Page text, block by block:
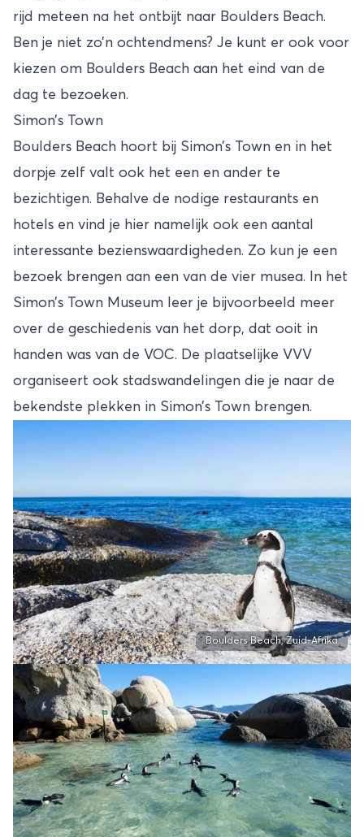
rijd meteen na het ontbijt naar Boulders Beach.
Ben je niet zo’n ochtendmens? Je kunt er ook voor
kiezen om Boulders Beach aan het eind van de
dag te bezoeken.
Simon’s Town
Boulders Beach hoort bij Simon’s Town en in het
dorpje zelf valt ook het een en ander te
bezichtigen. Behalve de nodige restaurants en
hotels en vind je hier namelijk ook een aantal
interessante bezienswaardigheden. Zo kun je een
bezoek brengen aan een van de vier musea. In het
Simon’s Town Museum leer je bijvoorbeeld meer
over de geschiedenis van het dorp, dat ooit in
handen was van de VOC. De plaatselijke VVV
organiseert ook stadswandelingen die je naar de
bekendste plekken in Simon’s Town brengen.
Boulders Beach, Zuid-Afrika